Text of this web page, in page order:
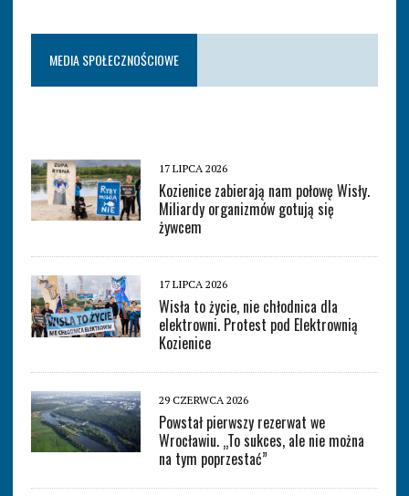
MEDIA SPOŁECZNOŚCIOWE
17 LIPCA 2026
Kozienice zabierają nam połowę Wisły.
Miliardy organizmów gotują się
żywcem
17 LIPCA 2026
Wisła to życie, nie chłodnica dla
elektrowni. Protest pod Elektrownią
Kozienice
29 CZERWCA 2026
Powstał pierwszy rezerwat we
Wrocławiu. „To sukces, ale nie można
na tym poprzestać”